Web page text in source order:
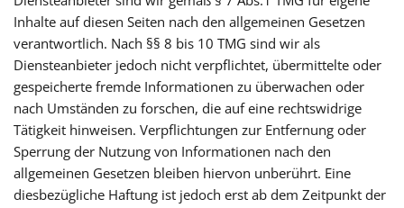
Inhalte auf diesen Seiten nach den allgemeinen Gesetzen
verantwortlich. Nach §§ 8 bis 10 TMG sind wir als
Diensteanbieter jedoch nicht verpflichtet, übermittelte oder
gespeicherte fremde Informationen zu überwachen oder
nach Umständen zu forschen, die auf eine rechtswidrige
Tätigkeit hinweisen. Verpflichtungen zur Entfernung oder
Sperrung der Nutzung von Informationen nach den
allgemeinen Gesetzen bleiben hiervon unberührt. Eine
diesbezügliche Haftung ist jedoch erst ab dem Zeitpunkt der